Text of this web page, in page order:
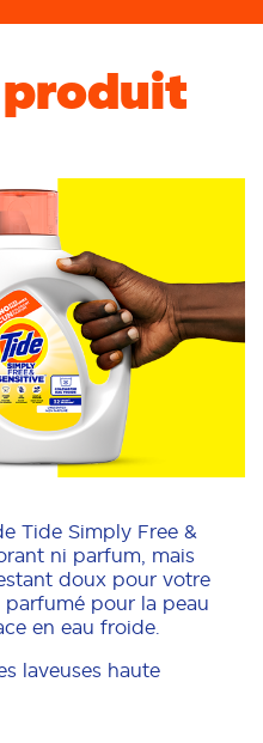
Tide Simply Free &
ni parfum, mais
doux pour votre
pour la peau
en eau froide.
laveuses haute